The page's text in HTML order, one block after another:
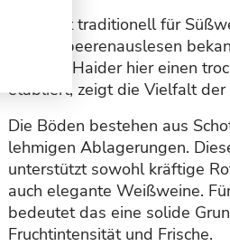
Illmitz ist traditionell für
Trockenbeerenauslesen
Theresa Haider hier einen
etabliert, zeigt die Vielfalt der
Die Böden bestehen aus
lehmigen Ablagerungen.
unterstützt sowohl kräftige
auch elegante Weißweine.
bedeutet das eine solide
Fruchtintensität und Frische.